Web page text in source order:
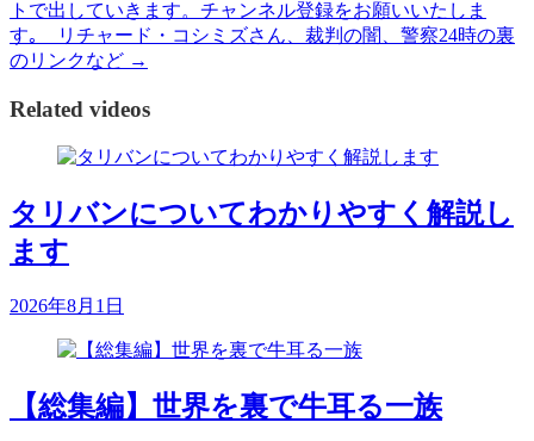
トで出していきます。チャンネル登録をお願いいたしま
す｡ リチャード・コシミズさん、裁判の闇、警察24時の裏
のリンクなど →
Related videos
タリバンについてわかりやすく解説し
ます
2026年8月1日
【総集編】世界を裏で牛耳る一族